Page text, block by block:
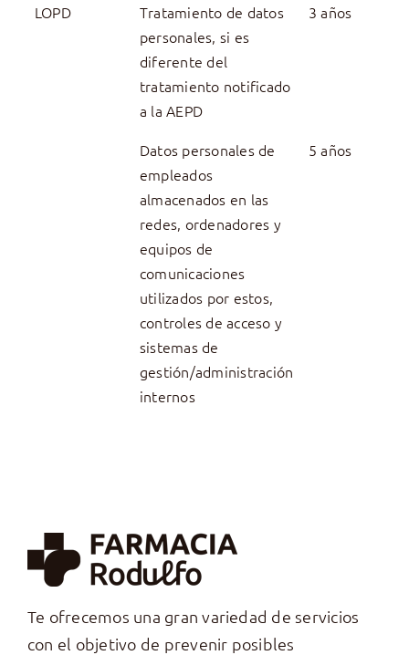
LOPD
Tratamiento de datos
personales, si es
diferente del
tratamiento notificado
a la AEPD
3 años
Datos personales de
empleados
almacenados en las
redes, ordenadores y
equipos de
comunicaciones
utilizados por estos,
controles de acceso y
sistemas de
gestión/administración
internos
5 años
Te ofrecemos una gran variedad de servicios
con el objetivo de prevenir posibles